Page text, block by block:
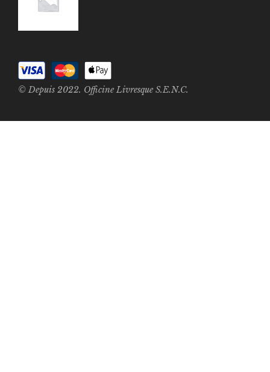
© Depuis 2022. Officine Livresque S.E.N.C.